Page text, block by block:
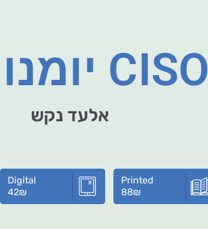
יומנו של CISO
אלעד נקש
Digital
42₪
Printed
88₪